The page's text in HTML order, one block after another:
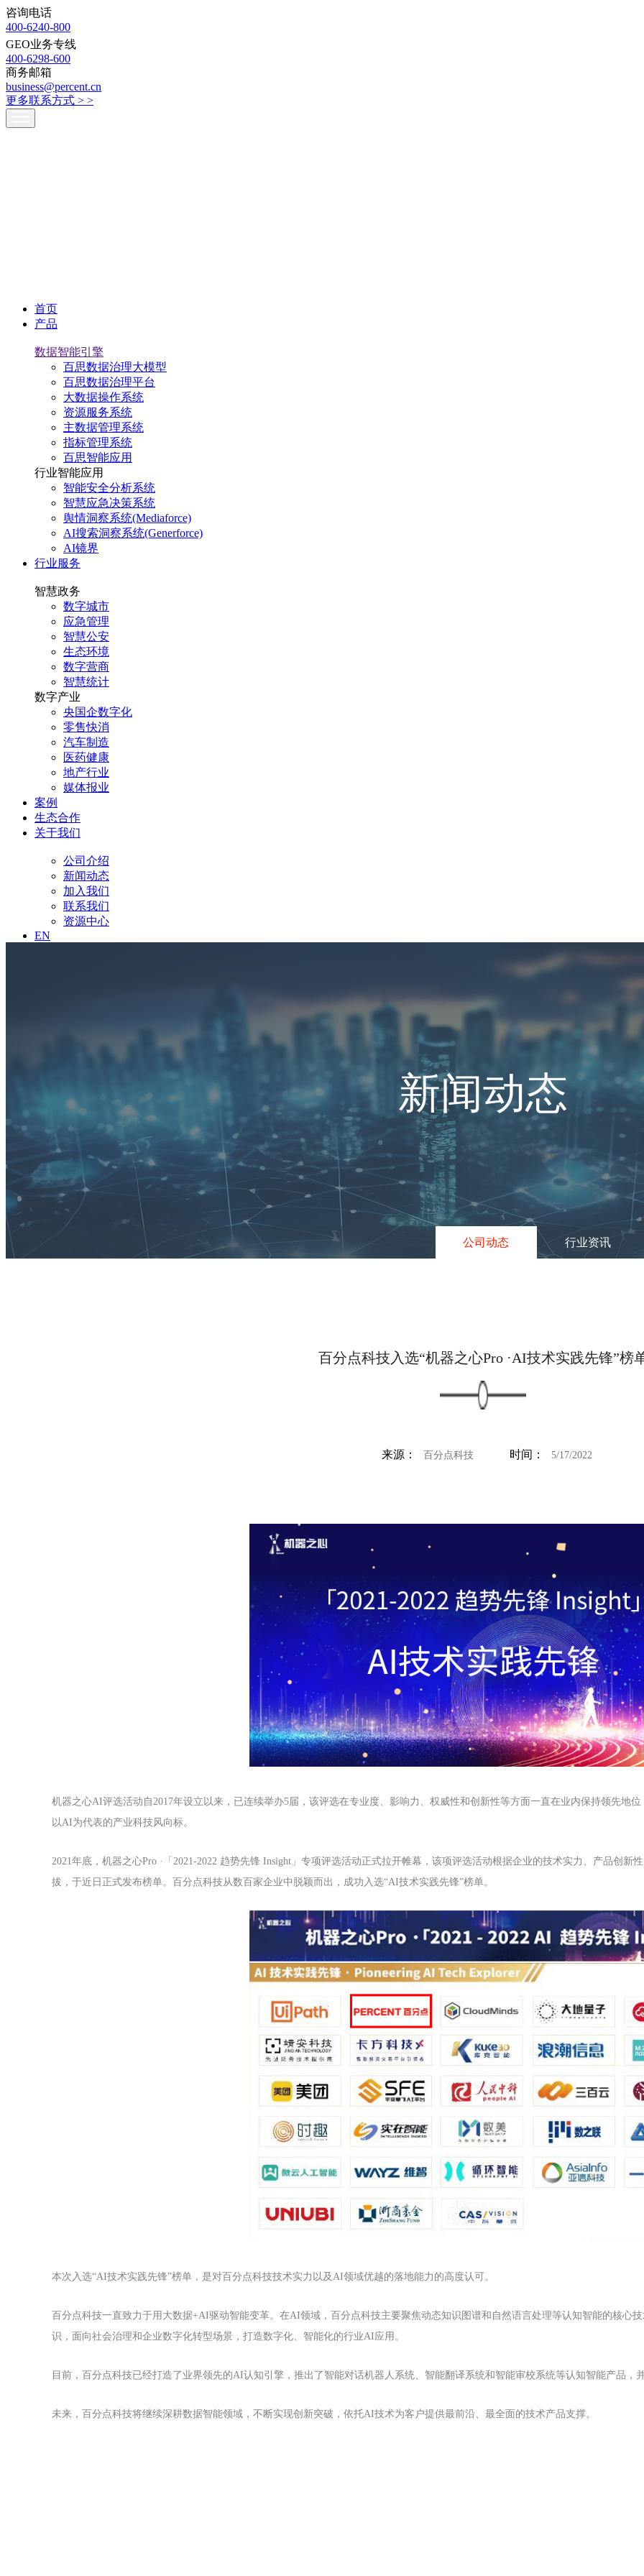
咨询电话
400-6240-800
GEO业务专线
400-6298-600
商务邮箱
business@percent.cn
更多联系方式 > >
首页
产品
数据智能引擎
百思数据治理大模型
百思数据治理平台
大数据操作系统
资源服务系统
主数据管理系统
指标管理系统
百思智能应用
行业智能应用
智能安全分析系统
智慧应急决策系统
舆情洞察系统(Mediaforce)
AI搜索洞察系统(Generforce)
AI镜界
行业服务
智慧政务
数字城市
应急管理
智慧公安
生态环境
数字营商
智慧统计
数字产业
央国企数字化
零售快消
汽车制造
医药健康
地产行业
媒体报业
案例
生态合作
关于我们
公司介绍
新闻动态
加入我们
联系我们
资源中心
EN
新闻动态
公司动态 行业资讯
百分点科技入选“机器之心Pro ·AI技术实践先锋”榜
来源： 百分点科技 时间： 5/17/2022
机器之心AI评选活动自2017年设立以来，已连续举办5届，该评选在专业度、影响力、权威性和创新性等方面一直在业内保持领先地
以AI为代表的产业科技风向标。
2021年底，机器之心Pro ·「2021-2022 趋势先锋 Insight」专项评选活动正式拉开帷幕，该项评选活动根据企业的技术实力、产品创
拔，于近日正式发布榜单。百分点科技从数百家企业中脱颖而出，成功入选“AI技术实践先锋”榜单。
本次入选“AI技术实践先锋”榜单，是对百分点科技技术实力以及AI领域优越的落地能力的高度认可。
百分点科技一直致力于用大数据+AI驱动智能变革。在AI领域，百分点科技主要聚焦动态知识图谱和自然语言处理等认知智能的核心
识，面向社会治理和企业数字化转型场景，打造数字化、智能化的行业AI应用。
目前，百分点科技已经打造了业界领先的AI认知引擎，推出了智能对话机器人系统、智能翻译系统和智能审校系统等认知智能产品，
未来，百分点科技将继续深耕数据智能领域，不断实现创新突破，依托AI技术为客户提供最前沿、最全面的技术产品支撑。